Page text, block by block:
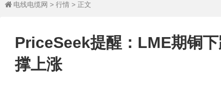
 电线电缆网 > 行情 > 正文
PriceSeek提醒：LME期铜
撑上涨